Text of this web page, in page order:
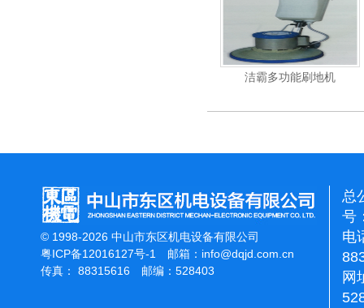
洁霸多功能刷地机
© 1998-2026 中山市东区机电设备有限公司
粤ICP备12016127号-1
邮箱： info@dqjd.com.cn
传真： 88315616 邮编：528403
总
号
电
网